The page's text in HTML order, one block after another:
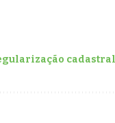
cadastral